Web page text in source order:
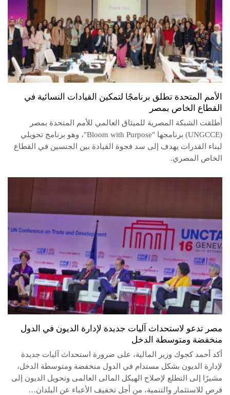
الأمم المتحدة تطلق برنامجًا لتمكين القيادات النسائية في
القطاع الخاص بمصر
أطلقت الشبكة المصرية للميثاق العالمي للأمم المتحدة بمصر
(UNGCCE) برنامجها "Bloom with Purpose"، وهو برنامج تحويلي
لبناء القدرات يهدف إلى سد فجوة القيادة بين الجنسين في القطاع
الخاص المصري.
مصر تدعو لاستحداث آليات جديدة لإدارة الديون في الدول
منخفضة ومتوسطة الدخل
أكد أحمد كجوك وزير المالية، على ضرورة استحداث آليات جديدة
لإدارة الديون بشكل مستدام في الدول منخفضة ومتوسطة الدخل،
مشيرًا إلى التطلع لإصلاح الهيكل المالى العالمى وتحويل الديون إلى
فرص للاستثمار والتنمية، من أجل تخفيف الأعباء عن البلدان…